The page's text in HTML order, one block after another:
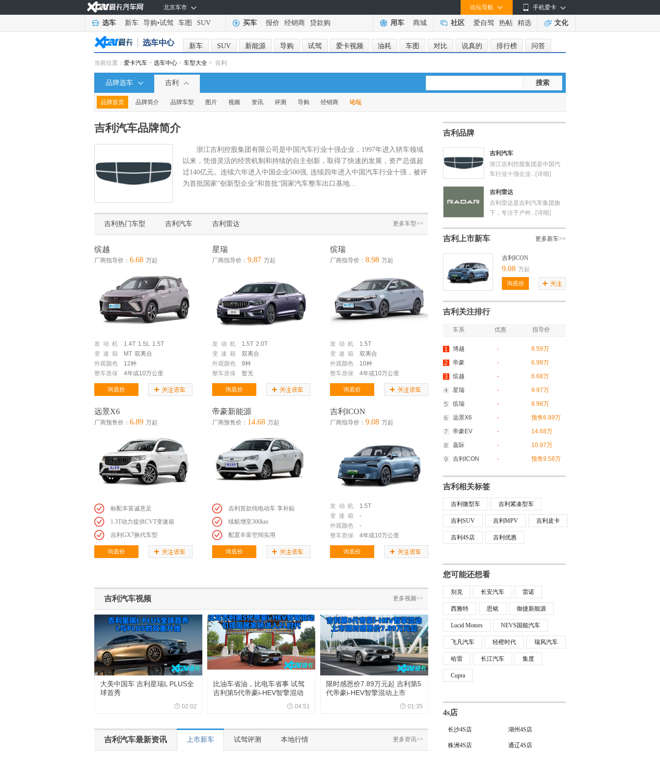
手机爱卡
论坛导航
北京车市
选车 新车 导购•试驾 车图 SUV 买车 报价 经销商 贷款购 用车 商城 社区 爱自驾 热帖 精选 文化
新车 SUV 新能源 导购 试驾 爱卡视频 油耗 车图 对比 说真的 排行榜 问答
当前位置： 爱卡汽车 > 选车中心 > 车型大全 > 吉利
品牌选车 吉利 搜索
品牌首页 品牌简介 品牌车型 图片 视频 资讯 评测 导购 经销商 论坛
吉利汽车品牌简介
浙江吉利控股集团有限公司是中国汽车行业十强企业，1997年进入轿车领域
以来，凭借灵活的经营机制和持续的自主创新，取得了快速的发展，资产总值超
过140亿元。连续六年进入中国企业500强, 连续四年进入中国汽车行业十强，被评
为首批国家“创新型企业”和首批“国家汽车整车出口基地...
吉利热门车型 更多车型>>
吉利汽车 吉利雷达
缤越
厂商指导价： 6.68 万起
发 动 机 1.4T 1.5L 1.5T
变 速 箱
MT 双离合
外观颜色
12种
整车质保
4年或10万公里
询底价
星瑞
厂商指导价： 9.87 万起
发 动 机 1.5T 2.0T
变 速 箱
双离合
外观颜色
9种
整车质保
暂无
询底价
缤瑞
厂商指导价： 8.98 万起
发 动 机
1.5T
变 速 箱
双离合
外观颜色
10种
整车质保
4年或10万公里
询底价
远景X6
厂商预售价： 6.89 万起
标配丰富诚意足
1.3T动力提供CVT变速箱
吉利GX7换代车型
询底价
帝豪新能源
厂商预售价： 14.68 万起
吉利首款纯电动车 享补贴
续航增至300km
配置丰富空间实用
询底价
吉利ICON
厂商指导价： 9.08 万起
发 动 机
1.5T
变 速 箱
-
外观颜色
-
整车质保
4年或10万公里
询底价
吉利汽车视频 更多视频>>
大美中国车 吉利星瑞L PLUS全
球首秀
02:02
比油车省油，比电车省事 试驾
吉利第5代帝豪i-HEV智擎混动
04:51
限时感恩价7.89万元起 吉利第5
代帝豪i-HEV智擎混动上市
01:35
吉利汽车最新资讯 更多资讯>>
上市新车 试驾评测 本地行情
吉利品牌
吉利汽车
浙江吉利控股集团是中国汽
车行业十强企业... [详细]
吉利雷达
吉利雷达是吉利汽车集团旗
下，专注于户外... [详细]
吉利上市新车 更多新车>>
吉利ICON
9.08 万起
询底价
吉利关注排行
车系 优惠 指导价
博越 -
8.59万
帝豪
-
6.99万
缤越
-
6.68万
星瑞
-
9.97万
缤瑞
-
8.98万
远景X6
-
预售6.89万
帝豪EV
-
14.68万
嘉际
-
10.97万
吉利ICON
- 预售9.58万
吉利相关标签
吉利微型车 吉利紧凑型车
吉利SUV 吉利MPV 吉利皮卡
吉利4S店 吉利优惠
您可能还想看
别克 长安汽车 雷诺
西雅特 思铭 御捷新能源
Lucid Motors NEVS国能汽车
飞凡汽车 轻橙时代 瑞风汽车
哈雷 长江汽车 集度
Cupra
4s店
长沙4S店 湖州4S店
株洲4S店 通辽4S店